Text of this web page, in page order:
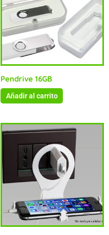
Pendrive 16GB
Añadir al carrito